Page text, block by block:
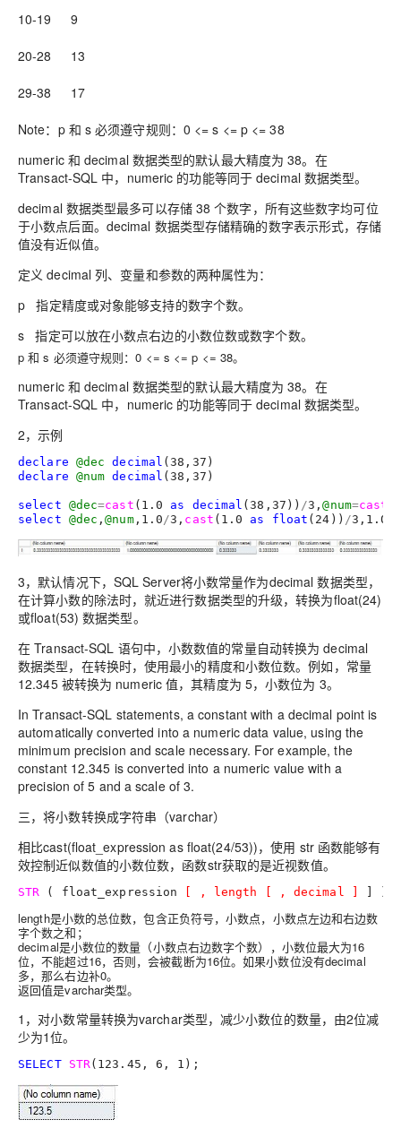
10-19 9
20-28 13
29-38 17
Note：p 和 s 必须遵守规则：0 <= s <= p <= 38
numeric 和 decimal 数据类型的默认最大精度为 38。在
Transact-SQL 中，numeric 的功能等同于 decimal 数据类型。
decimal 数据类型最多可以存储 38 个数字，所有这些数字均可位
于小数点后面。 decimal 数据类型存储精确的数字表示形式，存储
值没有近似值。
定义decimal 列、变量和参数的两种属性为：
p指定精度或对象能够支持的数字个数。
s指定可以放在小数点右边的小数位数或数字个数。
p 和s 必须遵守规则：0 <= s <=p <= 38。
numeric 和decimal 数据类型的默认最大精度为 38。在
Transact-SQL 中， numeric 的功能等同于decimal 数据类型。
2，示例
declare @dec decimal (38 , 37
declare @num decimal (38 , 37 )
select @dec=cast ( 1.0 as decimal (38 , 37 )) /3 ,@num=cast
select @dec ,@num, 1.0/3 , cast ( 1.0 as float ( 24 )) /3 ,
3，默认情况下，SQL Server将小数常量作为decimal 数据类型，
在计算小数的除法时，就近进行数据类型的升级，转换为float(24)
或float(53) 数据类型。
在 Transact-SQL 语句中，小数数值的常量自动转换为 decimal
数据类型，在转换时，使用最小的精度和小数位数。例如，常量
12.345 被转换为 numeric值，其精度为 5，小数位为 3。
In Transact-SQL statements, a constant with a decimal point is
automatically converted into a numeric data value, using the
minimum precision and scale necessary. For example, the
constant 12.345 is converted into a numeric value with a
precision of 5 and a scale of 3.
三，将小数转换成字符串（varchar）
相比cast(float_expression as float(24/53))，使用 str 函数能够有
效控制近似数值的小数位数，函数str获取的是近视数值。
STR ( float_expression , length [ , decimal
length是小数的总位数，包含正负符号，小数点，小数点左边和右边数
字个数之和；
decimal是小数位的数量（小数点右边数字个数），小数位最大为16
位，不能超过16，否则，会被截断为16位。如果小数位没有decimal
多，那么右边补0。
返回值是varchar类型。
1，对小数常量转换为varchar类型，减少小数位的数量，由2位减
少为1位。
SELECT STR( 123.45 , 6 , 1 );